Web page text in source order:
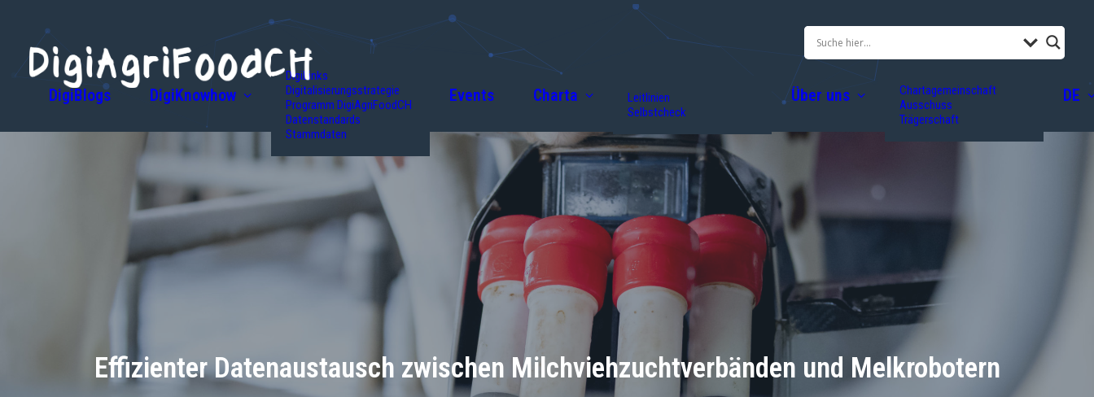
DigiBlogs DigiKnowhow
DigiLinks
Digitalisierungsstrategie
Programm DigiAgriFoodCH
Datenstandards
Stammdaten
Events Charta
Leitlinien
Selbstcheck
Über uns
Chartagemeinschaft
Ausschuss
Trägerschaft
DE
Effizienter Datenaustausch zwischen Milchviehzuchtverbänden und Melkrobotern